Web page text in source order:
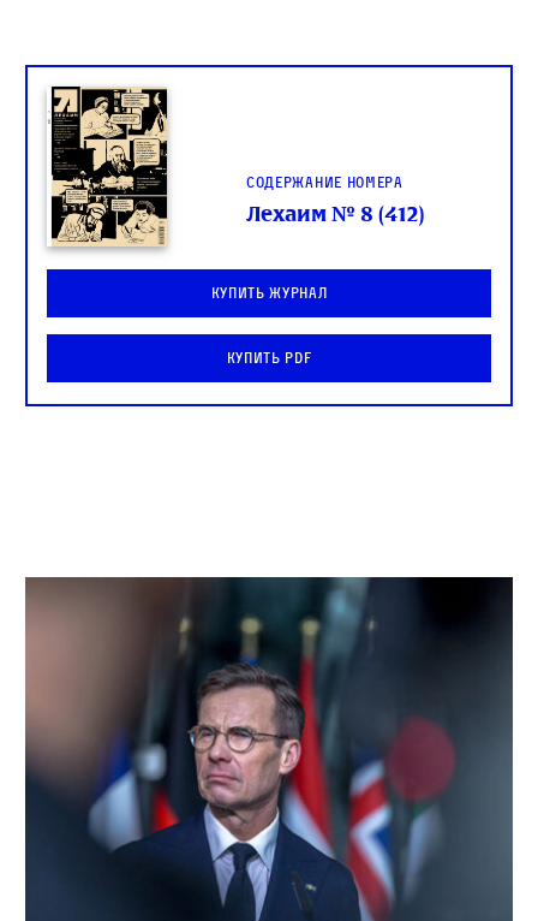
Содержание номера
Лехаим № 8 (412)
Купить журнал
Купить PDF